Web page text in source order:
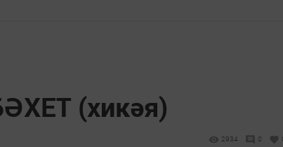
(хикәя)
2934 0